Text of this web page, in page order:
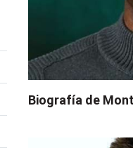
Biografía de